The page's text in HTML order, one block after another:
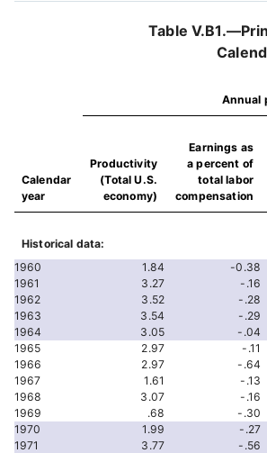
Table
Annual
Calendar
year
Productivity
(Total U.S.
economy)
Earnings as
a percent of
total labor
compensation
Historical data:
1960
1.84 -0.38
1961
3.27 -.16
1962
3.52 -.28
1963
3.54 -.29
1964
3.05 -.04
1965
2.97 -.11
1966
2.97 -.64
1967
1.61 -.13
1968
3.07 -.16
1969
.68 -.30
1970
1.99 -.27
1971
3.77 -.56